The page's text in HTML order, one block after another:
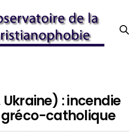
: incendie
gréco-catholique